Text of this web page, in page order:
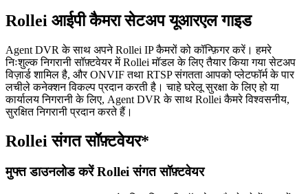
Rollei आईपी कैमरा सेटअप यूआरएल गाइड
Agent DVR के साथ अपने Rollei IP कैमरों को कॉन्फ़िगर करें। हमरे
निःशुल्क निगरानी सॉफ़्टवेयर में Rollei मॉडल के लिए तैयार किया गया सेटअप
विज़ार्ड शामिल है, और ONVIF तथा RTSP संगतता आपको प्लेटफॉर्म के पार
लचीले कनेक्शन विकल्प प्रदान करती है। चाहे घरेलू सुरक्षा के लिए हो या
कार्यालय निगरानी के लिए, Agent DVR के साथ Rollei कैमरे विश्वसनीय,
सुरक्षित निगरानी प्रदान करते हैं।
Rollei संगत सॉफ़्टवेयर*
मुफ्त डाउनलोड करें Rollei संगत सॉफ़्टवेयर